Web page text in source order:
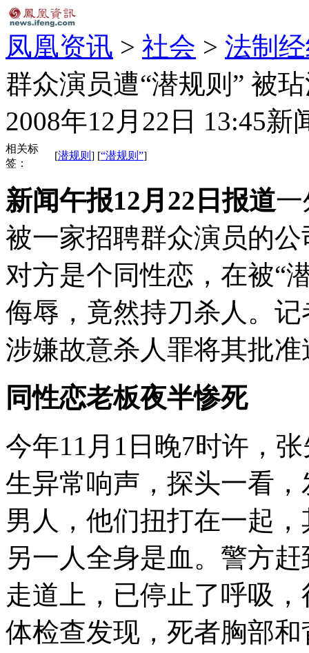
凤凰资讯 > 社会 > 法制
群众演员遭“潜规则” 被
2008年12月22日 13:45新
相关标
签：
[潜规则 ] [“潜规则”]
新闻午报12月22日报道
被一家招聘群众演员的
对方是个同性恋，在被“
侮辱，竟然持刀杀人。
涉嫌故意杀人罪将其批准
同性恋老板夜半惨死
今年11月1日晚7时许，
生异常响声，探头一看
男人，他们扭打在一起
另一人全身是血。警方
走道上，已停止了呼吸
体检查发现，死者胸部